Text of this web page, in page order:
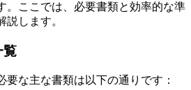
。ここでは、必要書類と効率的な準
します。
覧
要な主な書類は以下の通りです：